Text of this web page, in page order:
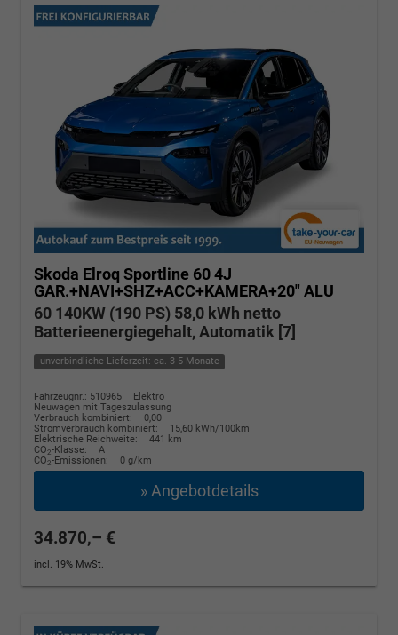
Skoda Elroq Sportline 60 4J
GAR.+NAVI+SHZ+ACC+KAMERA+20" ALU
60 140KW (190 PS) 58,0 kWh netto
Batterieenergiegehalt, Automatik [7]
unverbindliche Lieferzeit: ca. 3-5 Monate
Fahrzeugnr.: 510965
Elektro
Neuwagen mit Tageszulassung
Verbrauch kombiniert:
0,00
Stromverbrauch kombiniert:
15,60 kWh/100km
Elektrische Reichweite:
441 km
CO2-Klasse:
A
CO2-Emissionen: 0 g/km
» Angebotdetails
34.870,– €
incl. 19% MwSt.